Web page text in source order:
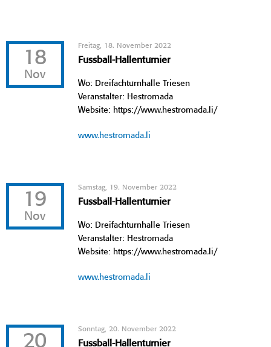
18
Nov
Freitag, 18. November 2022
Fussball-Hallenturnier
Wo: Dreifachturnhalle Triesen
Veranstalter: Hestromada
Website: https://www.hestromada.li/
www.hestromada.li
19
Nov
Samstag, 19. November 2022
Fussball-Hallenturnier
Wo: Dreifachturnhalle Triesen
Veranstalter: Hestromada
Website: https://www.hestromada.li/
www.hestromada.li
20
Sonntag, 20. November 2022
Fussball-Hallenturnier